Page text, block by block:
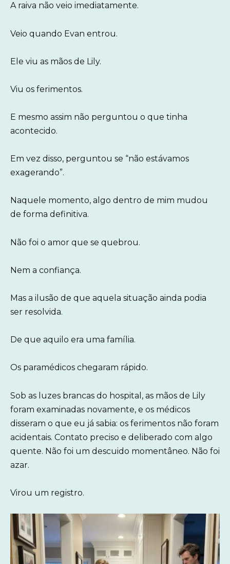
A raiva não veio imediatamente.
Veio quando Evan entrou.
Ele viu as mãos de Lily.
Viu os ferimentos.
E mesmo assim não perguntou o que tinha
acontecido.
Em vez disso, perguntou se “não estávamos
exagerando”.
Naquele momento, algo dentro de mim mudou
de forma definitiva.
Não foi o amor que se quebrou.
Nem a confiança.
Mas a ilusão de que aquela situação ainda podia
ser resolvida.
De que aquilo era uma família.
Os paramédicos chegaram rápido.
Sob as luzes brancas do hospital, as mãos de Lily
foram examinadas novamente, e os médicos
disseram o que eu já sabia: os ferimentos não foram
acidentais. Contato preciso e deliberado com algo
quente. Não foi um descuido momentâneo. Não foi
azar.
Virou um registro.